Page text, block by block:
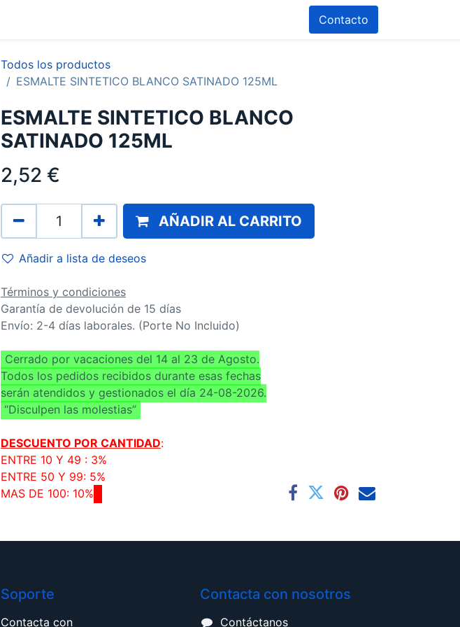
Contacto
Todos los productos
ESMALTE SINTETICO BLANCO SATINADO 125ML
ESMALTE SINTETICO BLANCO
SATINADO 125ML
2,52 €
AÑADIR AL CARRITO
Añadir a lista de deseos
Términos y condiciones
Garantía de devolución de 15 días
Envío: 2-4 días laborales. (Porte No Incluido)
Cerrado por vacaciones del 14 al 23 de Agosto.
Todos los pedidos recibidos durante esas fechas
serán atendidos y gestionados el día 24-08-2026.
“Disculpen las molestias”
DESCUENTO POR CANTIDAD:
ENTRE 10 Y 49 : 3%
ENTRE 50 Y 99: 5%
MAS DE 100: 10%
Soporte
Contacta con
Contacta con nosotros
Contáctanos